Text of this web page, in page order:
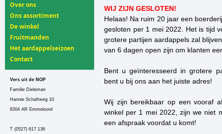
Over ons
Ons assortiment
De winkel
Fruitmanden
Het aardappelseizoen
Contact
Vers uit de NOP
Familie Dieleman
Hannie Schaftweg 10
8304 AR Emmeloord
T (0527) 617 136
WIJ ZIJN GESLOTEN!
Helaas! Na ruim 20 jaar een
gesloten per 1 mei 2022. Het is tijd
grotere partijen aardappels zal
van 6 dagen open zijn om klanten
Bent u geïnteresseerd in grotere
bent u bij ons aan het juiste adres!
Wij zijn bereikbaar op een vooraf
winkel per 1 mei 2022, zijn we niet
een afspraak voordat u komt!